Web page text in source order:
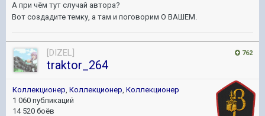
А при чём тут случай автора?
Вот создадите темку, а там и поговорим О ВАШЕМ.
762
[DIZEL]
traktor_264
Коллекционер, Коллекционер, Коллекционер
1 060 публикаций
14 520 боёв